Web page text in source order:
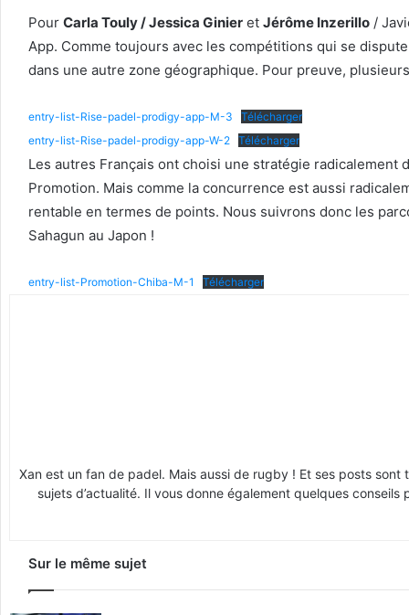
Pour Carla Touly / Jessica Ginier et Jérôme Inzerillo /
App. Comme toujours avec les compétitions qui se
dans une autre zone géographique. Pour preuve,
entry-list-Rise-padel-prodigy-app-M-3
Télécharger
entry-list-Rise-padel-prodigy-app-W-2 Télécharger
Les autres Français ont choisi une stratégie
Promotion. Mais comme la concurrence est aussi
rentable en termes de points. Nous suivrons donc les
Sahagun au Japon !
entry-list-Promotion-Chiba-M-1 Télécharger
Xan est un fan de padel. Mais aussi de rugby ! Et ses posts
sujets d’actualité. Il vous donne également quelques
Sur le même sujet